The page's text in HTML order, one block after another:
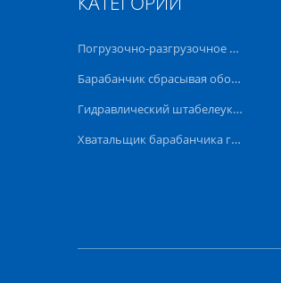
Погрузочно-разгрузочное оборудование барабанчика
Барабанчик сбрасывая оборудование
Гидравлический штабелеукладчик барабанчика
Хватальщик барабанчика грузоподъемника